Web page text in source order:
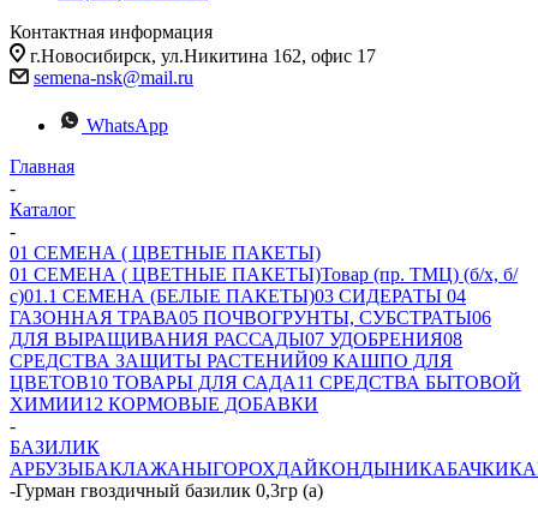
Контактная информация
г.Новосибирск, ул.Никитина 162, офис 17
semena-nsk@mail.ru
WhatsApp
Главная
-
Каталог
-
01 СЕМЕНА ( ЦВЕТНЫЕ ПАКЕТЫ)
01 СЕМЕНА ( ЦВЕТНЫЕ ПАКЕТЫ)Товар (пр. ТМЦ) (б/х, б/
с)01.1 СЕМЕНА (БЕЛЫЕ ПАКЕТЫ)03 СИДЕРАТЫ 04
ГАЗОННАЯ ТРАВА05 ПОЧВОГРУНТЫ, СУБСТРАТЫ06
ДЛЯ ВЫРАЩИВАНИЯ РАССАДЫ07 УДОБРЕНИЯ08
СРЕДСТВА ЗАЩИТЫ РАСТЕНИЙ09 КАШПО ДЛЯ
ЦВЕТОВ10 ТОВАРЫ ДЛЯ САДА11 СРЕДСТВА БЫТОВОЙ
ХИМИИ12 КОРМОВЫЕ ДОБАВКИ
-
БАЗИЛИК
АРБУЗЫБАКЛАЖАНЫГОРОХДАЙКОНДЫНИКАБАЧКИ
-Гурман гвоздичный базилик 0,3гр (а)